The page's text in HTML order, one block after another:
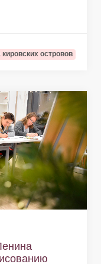
кировских островов